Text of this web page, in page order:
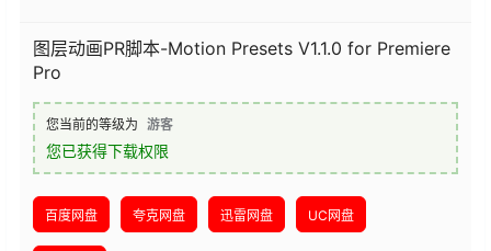
图层动画PR脚本-Motion Presets V1.1.0 for Premiere
Pro
您当前的等级为 游客
您已获得下载权限
百度网盘 夸克网盘 迅雷网盘 UC网盘